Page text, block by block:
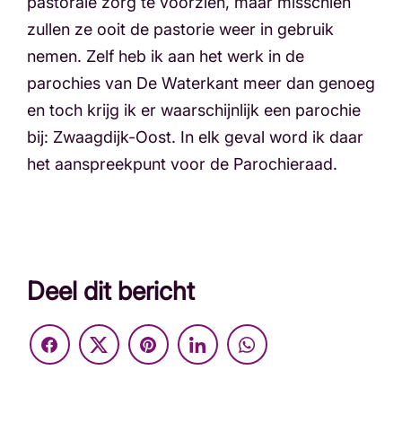
zullen ze ooit de pastorie weer in gebruik
nemen. Zelf heb ik aan het werk in de
parochies van De Waterkant meer dan genoeg
en toch krijg ik er waarschijnlijk een parochie
bij: Zwaagdijk-Oost. In elk geval word ik daar
het aanspreekpunt voor de Parochieraad.
Deel dit bericht